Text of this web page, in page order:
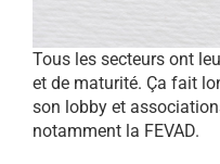
Tous les secteurs ont
et de maturité. Ça fait
son lobby et
notamment la FEVAD.